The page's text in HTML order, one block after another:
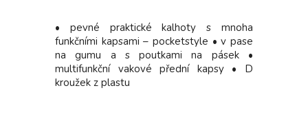
• pevné praktické kalhoty s mnoha
funkčními kapsami – pocketstyle • v pase
na gumu a s poutkami na pásek •
multifunkční vakové přední kapsy • D
kroužek z plastu